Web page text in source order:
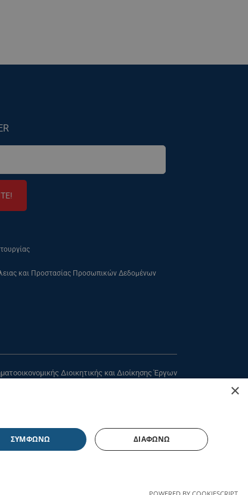
και Προστασίας Προσωπικών Δεδομένων
Διοικητικής και Διοίκησης Έργων
×
ΣΥΜΦΩΝΩ ΔΙΑΦΩΝΩ